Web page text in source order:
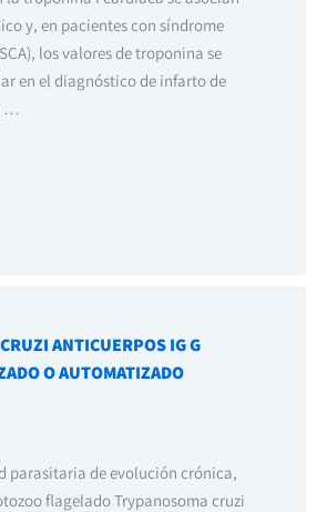
y, en pacientes con síndrome
los valores de troponina se
en el diagnóstico de infarto de
…
ANTICUERPOS IG G
O AUTOMATIZADO
parasitaria de evolución crónica,
flagelado Trypanosoma cruzi